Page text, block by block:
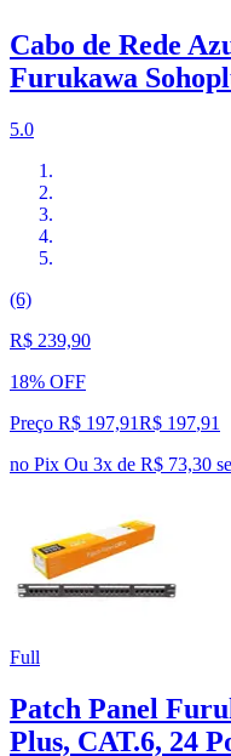
Cabo de Rede
Furukawa
5.0
(6)
R$ 239,90
18% OFF
Preço R$ 197,91R$ 197,91
no Pix Ou 3x de R$ 73,30
Full
Patch Panel
Plus, CAT.6, 24